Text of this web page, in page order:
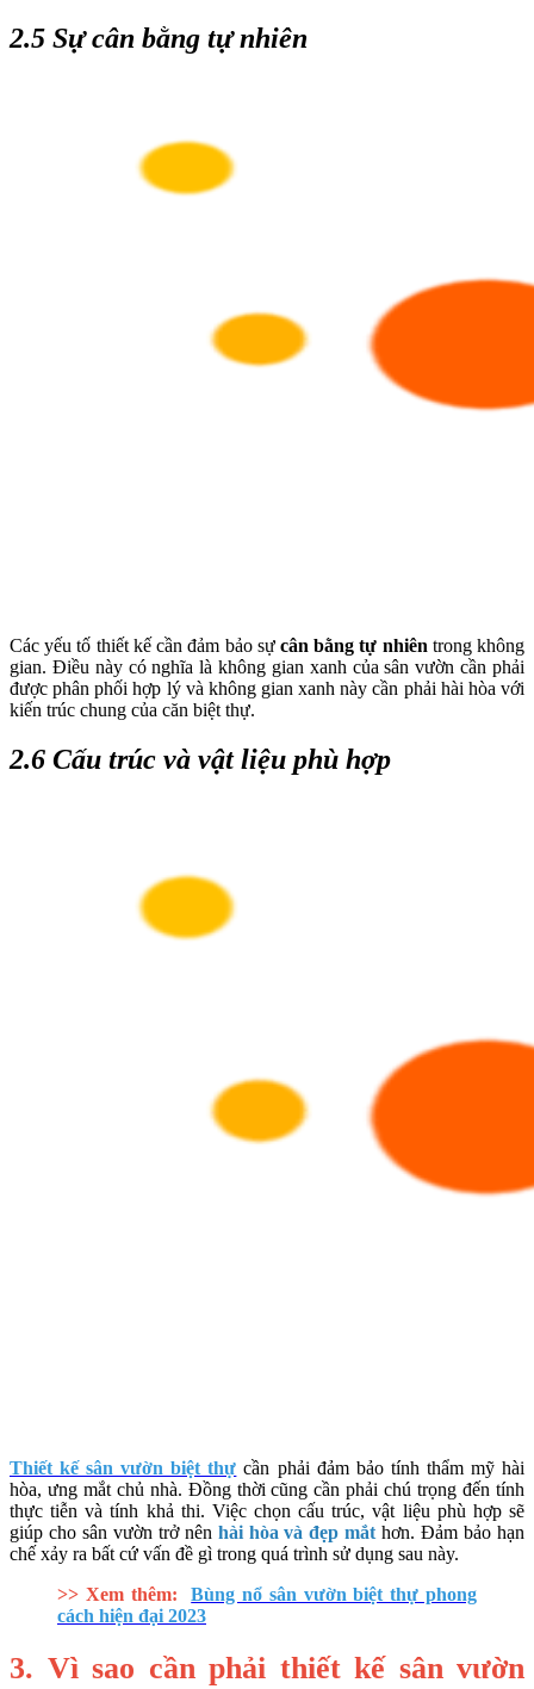
2.5 Sự cân bằng tự nhiên
Các yếu tố thiết kế cần đảm bảo sự cân bằng tự nhiêntrong không
gian. Điều này có nghĩa là không gian xanh của sân vườn cần phải
được phân phối hợp lý và không gian xanh này cần phải hài hòa với
kiến trúc chung của căn biệt thự.
2.6 Cấu trúc và vật liệu phù hợp
Thiết kế sân vườn biệt thự cần phải đảm bảo tính thẩm mỹ hài
hòa, ưng mắt chủ nhà. Đồng thời cũng cần phải chú trọng đến tính
thực tiễn và tính khả thi. Việc chọn cấu trúc, vật liệu phù hợp sẽ
giúp cho sân vườn trở nên hài hòa và đẹp mắt hơn. Đảm bảo hạn
chế xảy ra bất cứ vấn đề gì trong quá trình sử dụng sau này.
>> Xem thêm:
Bùng nổ sân vườn biệt thự phong
cách hiện đại 2023
3. Vì sao cần phải thiết kế sân vườn